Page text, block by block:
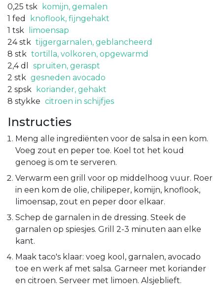
0,25 tsk
komijn, gemalen
1 fed
knoflook, fijngehakt
1 tsk
limoensap
24 stk tijgergarnalen, geblancheerd
8 stk tortilla, volkoren, opgewarmd
2,4 dl
spruiten, geraspt
2 stk gesneden avocado
2 spsk
koriander, gehakt
8 stykke citroen in schijfjes
Instructies
Meng alle ingrediënten voor de salsa in een kom.
Voeg zout en peper toe. Koel tot het koud
genoeg is om te serveren.
Verwarm een grill voor op middelhoog vuur. Roer
in een kom de olie, chilipeper, komijn, knoflook,
limoensap, zout en peper door elkaar.
Schep de garnalen in de dressing. Steek de
garnalen op spiesjes. Grill 2-3 minuten aan elke
kant.
Maak taco's klaar: voeg kool, garnalen, avocado
toe en werk af met salsa. Garneer met koriander
en citroen. Serveer met limoen. Alsjeblieft.